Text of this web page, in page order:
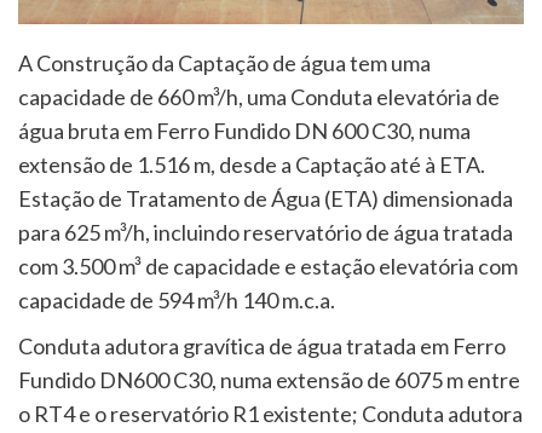
A Construção da Captação de água tem uma
capacidade de 660 m³/h, uma Conduta elevatória de
água bruta em Ferro Fundido DN 600 C30, numa
extensão de 1.516 m, desde a Captação até à ETA.
Estação de Tratamento de Água (ETA) dimensionada
para 625 m³/h, incluindo reservatório de água tratada
com 3.500 m³ de capacidade e estação elevatória com
capacidade de 594 m³/h 140 m.c.a.
Conduta adutora gravítica de água tratada em Ferro
Fundido DN600 C30, numa extensão de 6075 m entre
o RT4 e o reservatório R1 existente; Conduta adutora